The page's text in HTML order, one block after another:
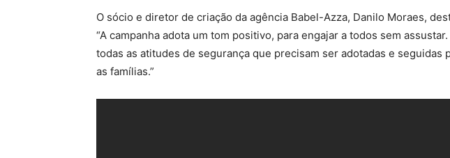
O sócio e diretor de criação da agência Babel-Azza, Danilo Moraes,
“A campanha adota um tom positivo, para engajar a todos sem
todas as atitudes de segurança que precisam ser adotadas e seguidas
as famílias.”